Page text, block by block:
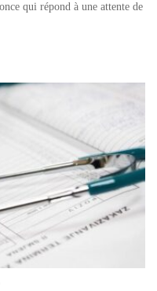
qui répond à une attente de